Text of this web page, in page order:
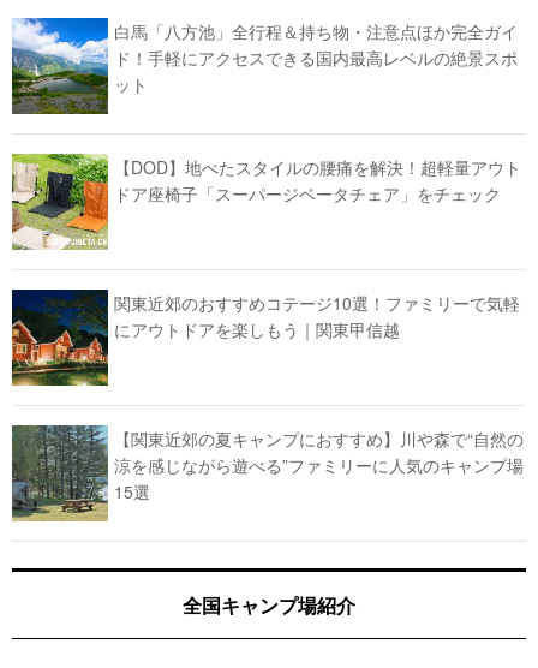
白馬「八方池」全行程＆持ち物・注意点ほか完全ガイ
ド！手軽にアクセスできる国内最高レベルの絶景スポ
ット
【DOD】地べたスタイルの腰痛を解決！超軽量アウト
ドア座椅子「スーパージベータチェア」をチェック
関東近郊のおすすめコテージ10選！ファミリーで気軽
にアウトドアを楽しもう｜関東甲信越
【関東近郊の夏キャンプにおすすめ】川や森で“自然の
涼を感じながら遊べる”ファミリーに人気のキャンプ場
15選
全国キャンプ場紹介